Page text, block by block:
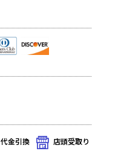
代金引換 店頭受取り